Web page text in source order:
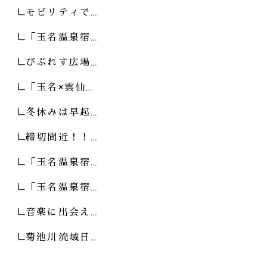
モビリティで…
「玉名温泉宿…
びぷれす広場…
「玉名×雲仙…
冬休みは早起…
締切間近！！…
「玉名温泉宿…
「玉名温泉宿…
音楽に出会え…
菊池川流域日…